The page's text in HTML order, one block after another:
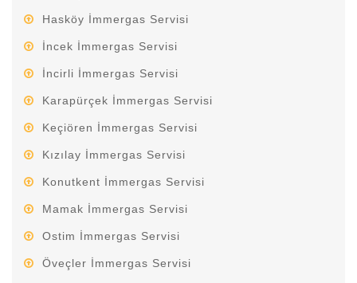
Hasköy İmmergas Servisi
İncek İmmergas Servisi
İncirli İmmergas Servisi
Karapürçek İmmergas Servisi
Keçiören İmmergas Servisi
Kızılay İmmergas Servisi
Konutkent İmmergas Servisi
Mamak İmmergas Servisi
Ostim İmmergas Servisi
Öveçler İmmergas Servisi